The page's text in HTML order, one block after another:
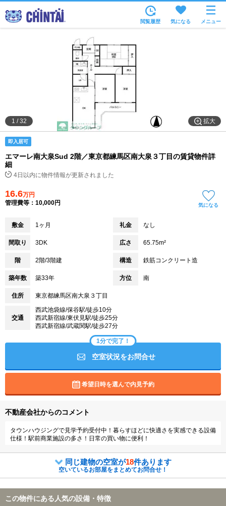
住所から
家賃相場から
通勤通学時間から
物件特集から
不動産会社から
閲覧履歴 気になる メニュー
拡大
1 /32
即入居可
エマーレ南大泉Sud 2階／東京都練馬区南大泉３丁目の賃貸物件詳
細
4日以内に物件情報が更新されました
16.6万円
管理費等：10,000円
気になる
敷金 1ヶ月 礼金 なし
間取り 3DK 広さ 65.75m²
階 2階/3階建 構造 鉄筋コンクリート造
築年数 築33年 方位 南
住所 東京都練馬区南大泉３丁目
交通
西武池袋線/保谷駅/徒歩10分
西武新宿線/東伏見駅/徒歩25分
西武新宿線/武蔵関駅/徒歩27分
1分で完了！
空室状況をお問合せ
希望日時を選んで内見予約
不動産会社からのコメント
タウンハウジングで見学予約受付中！暮らすほどに快適さを実感できる設備
仕様！駅前商業施設の多さ！日常の買い物に便利！
同じ建物の空室が18件あります
空いているお部屋をまとめてお問合せ！
この物件にある人気の設備・特徴